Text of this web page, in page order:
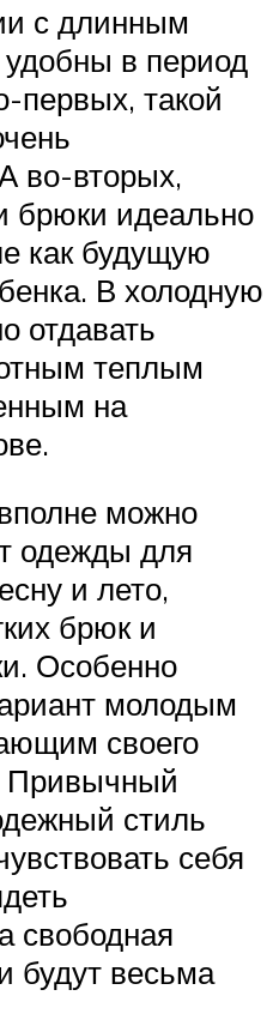
с длинным
в период
первых, такой
во-вторых,
брюки идеально
как будущую
В холодную
отдавать
теплым
на
можно
одежды для
и лето,
брюк и
Особенно
молодым
своего
Привычный
стиль
себя
свободная
будут весьма